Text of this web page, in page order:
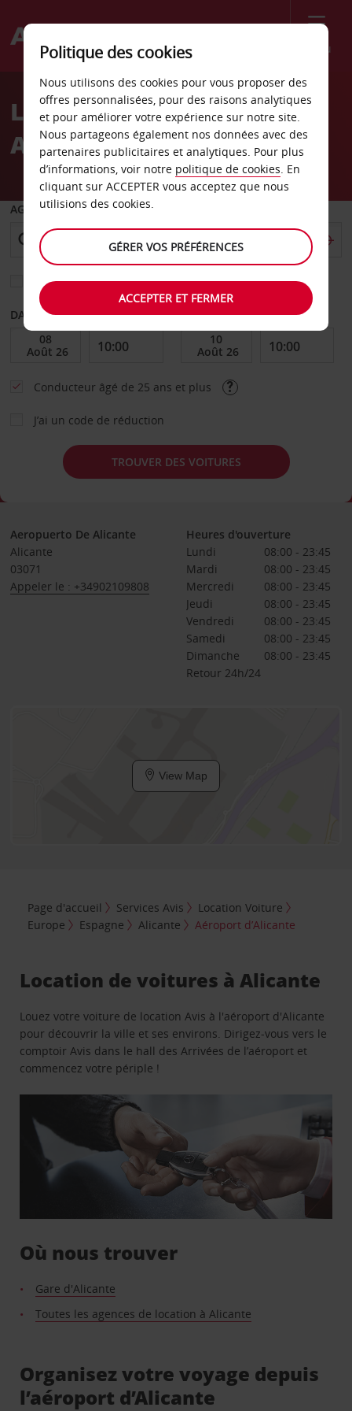
Menu
Welcome
AvisLocation de voiture
Aéroport d’Alicante
AGENCE DE DÉPART
Sélectionnez une autre agence de retour
DATE DE DÉBUT DATE DE FIN
Conducteur âgé de 25 ans et plus
J’ai un code de réduction
TROUVER DES VOITURES
Aeropuerto De Alicante
Alicante
03071
Appeler le : +34902109808
Heures d'ouverture
Lundi
08:00 - 23:45
Mardi
08:00 - 23:45
Mercredi
08:00 - 23:45
Jeudi
08:00 - 23:45
Vendredi
08:00 - 23:45
Samedi
08:00 - 23:45
Dimanche
08:00 - 23:45
Retour 24h/24
View Map
Page d'accueil Services Avis
Location Voiture
Europe
Espagne Alicante Aéroport d’Alicante
Location de voitures à Alicante
Louez votre voiture de location Avis à l'aéroport d'Alicante
pour découvrir la ville et ses environs. Dirigez-vous vers le
comptoir Avis dans le hall des Arrivées de l’aéroport et
commencez votre périple !
Où nous trouver
Gare d'Alicante
Toutes les agences de location à Alicante
Organisez votre voyage depuis
l’aéroport d’Alicante
Politique des cookies
Nous utilisons des cookies pour vous proposer des
offres personnalisées, pour des raisons analytiques
et pour améliorer votre expérience sur notre site.
Nous partageons également nos données avec des
partenaires publicitaires et analytiques. Pour plus
d’informations, voir notre politique de cookies. En
cliquant sur ACCEPTER vous acceptez que nous
utilisions des cookies.
GÉRER VOS PRÉFÉRENCES
ACCEPTER ET FERMER